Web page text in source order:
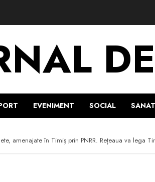
EVENIMENT SOCIAL
amenajate în Timiș prin PNRR. Rețeaua va lega